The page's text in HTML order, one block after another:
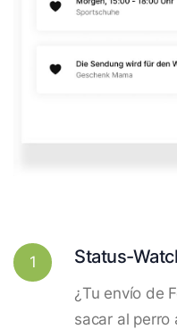
1 Status-
¿Tu envío de
sacar al perro